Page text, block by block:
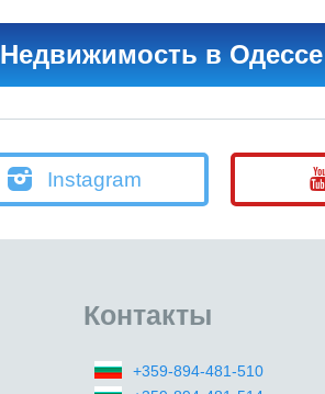
Недвижимость в Одессе
Instagram
Контакты
+359-894-481-510